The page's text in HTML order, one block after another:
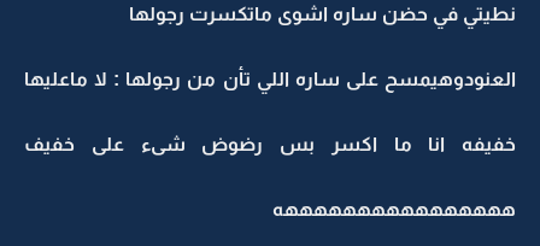
نطيتي في حضن ساره اشوى ماتكسرت رجولها
العنودوهيمسح على ساره اللي تأن من رجولها : لا ماعليها
خفيفه انا ما اكسر بس رضوض شىء على خفيف
ههههههههههههههههه